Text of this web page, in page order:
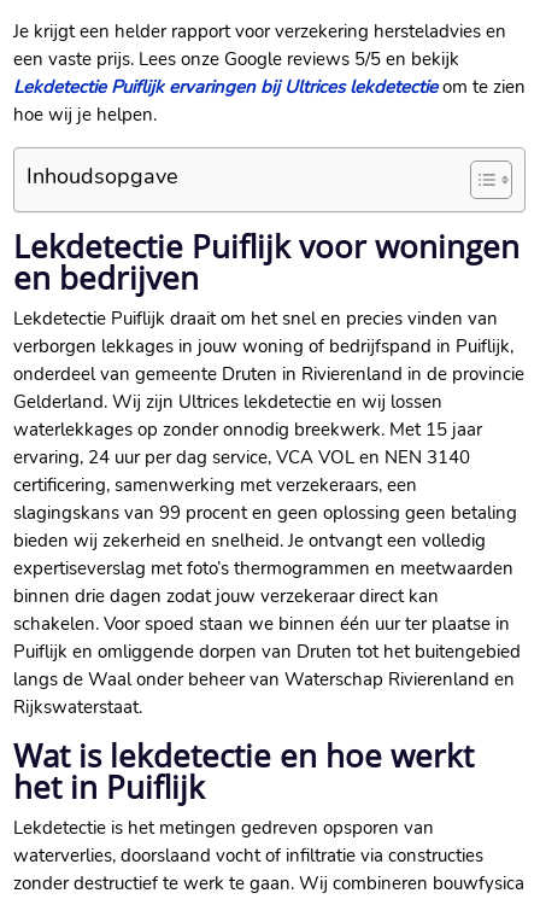
Je krijgt een helder rapport voor verzekering hersteladvies en
een vaste prijs. Lees onze Google reviews 5/5 en bekijk
Lekdetectie Puiflijk ervaringen bij Ultrices lekdetectieom te zien
hoe wij je helpen.
Inhoudsopgave
Lekdetectie Puiflijk voor woningen
en bedrijven
Lekdetectie Puiflijk draait om het snel en precies vinden van
verborgen lekkages in jouw woning of bedrijfspand in Puiflijk,
onderdeel van gemeente Druten in Rivierenland in de provincie
Gelderland. Wij zijn Ultrices lekdetectie en wij lossen
waterlekkages op zonder onnodig breekwerk. Met 15 jaar
ervaring, 24 uur per dag service, VCA VOL en NEN 3140
certificering, samenwerking met verzekeraars, een
slagingskans van 99 procent en geen oplossing geen betaling
bieden wij zekerheid en snelheid. Je ontvangt een volledig
expertiseverslag met foto’s thermogrammen en meetwaarden
binnen drie dagen zodat jouw verzekeraar direct kan
schakelen. Voor spoed staan we binnen één uur ter plaatse in
Puiflijk en omliggende dorpen van Druten tot het buitengebied
langs de Waal onder beheer van Waterschap Rivierenland en
Rijkswaterstaat.
Wat is lekdetectie en hoe werkt
het in Puiflijk
Lekdetectie is het metingen gedreven opsporen van
waterverlies, doorslaand vocht of infiltratie via constructies
zonder destructief te werk te gaan. Wij combineren bouwfysica